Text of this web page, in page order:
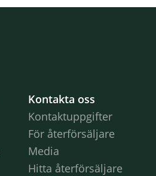
Kontakta oss
Kontaktuppgifter
För återförsäljare
Media
Hitta återförsäljare